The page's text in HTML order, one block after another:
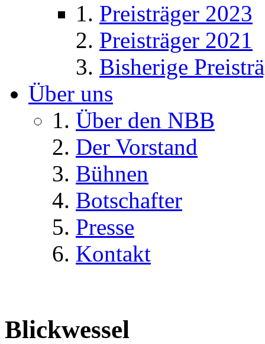
Preisträger 2023
Preisträger 2021
Bisherige
Über uns
Über den NBB
Der Vorstand
Bühnen
Botschafter
Presse
Kontakt
Blickwessel